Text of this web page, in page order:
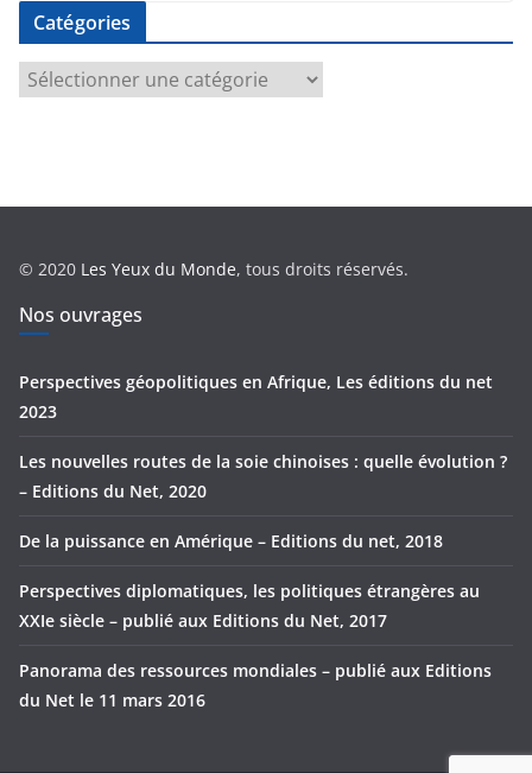
Catégories
a
e
s
© 2020 Les Yeux du Monde, tous droits réservés.
Nos ouvrages
Perspectives géopolitiques en Afrique, Les éditions du net
2023
Les nouvelles routes de la soie chinoises : quelle évolution ?
– Editions du Net, 2020
De la puissance en Amérique – Editions du net, 2018
Perspectives diplomatiques, les politiques étrangères au
XXIe siècle – publié aux Editions du Net, 2017
Panorama des ressources mondiales – publié aux Editions
du Net le 11 mars 2016